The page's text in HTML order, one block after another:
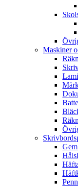
Maskiner